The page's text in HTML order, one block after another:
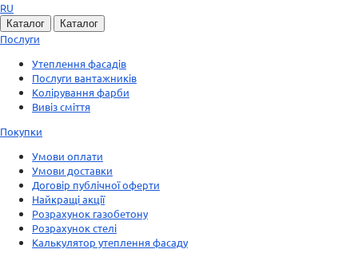
RU
Каталог Каталог
Послуги
Утеплення фасадів
Послуги вантажників
Колірування фарби
Вивіз сміття
Покупки
Умови оплати
Умови доставки
Договір публічної оферти
Найкращі акції
Розрахунок газобетону
Розрахунок стелі
Калькулятор утеплення фасаду